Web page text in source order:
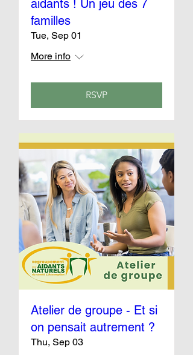
aidants ! Un jeu des 7
familles
Tue, Sep 01
More info
RSVP
Atelier de groupe - Et si
on pensait autrement ?
Thu, Sep 03